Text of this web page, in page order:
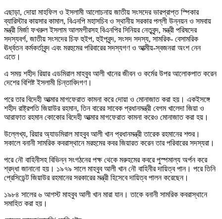
এছাড়া, দোয়া মাহফিল ও ইসলামী আলোচনায় জাতীয় সংসদের ভারপ্রাপ্ত স্পিকার
ব্যারিস্টার কায়সার কামাল, বিএনপি মহাসচিব ও স্থানীয় সরকার পল্লী উন্নয়ন ও সমবায়
মন্ত্রী মির্জা ফখরুল ইসলাম আলমগীরসহ বিএনপির সিনিয়র নেতৃবৃন্দ, মন্ত্রী পরিষদের
সদস্যবর্গ, জাতীয় সংসদের চিফ হুইপ, হুইপবৃন্দ, সংসদ সদস্য, সামরিক- বেসামরিক
ঊর্ধ্বতন কর্মকর্তাবৃন্দ এবং মরহুমের পরিবারের সদস্যগণ ও আত্মীয়-স্বজনরা অংশ নেন
এতে।
এ সময় শহীদ রিয়ার এডমিরাল মাহবুব আলী খানের জীবন ও কর্মের উপর আলোকপাত করেন
দেশের বিশিষ্ট ইসলামী চিন্তাবিদগণ।
পরে তার বিদেহী আত্মার মাগফেরাত কামনা করে দোয়া ও মোনাজাত করা হয়। একইসঙ্গে
শহীদ রাষ্ট্রপতি জিয়াউর রহমান, তিন বারের সাবেক প্রধানমন্ত্রী বেগম খালেদা জিয়া ও
আরাফাত রহমান কোকোর বিদেহী আত্মার মাগফেরাত কামনা করেও মোনাজাত করা হয়।
উল্লেখ্য, রিয়ার অ্যাডমিরাল মাহবুব আলী খান প্রধানমন্ত্রী তারেক রহমানের শশুর।
সকালে বনানী সামরিক কবরাস্থানে মরহুমের কবর জিয়ারত করেন তার পরিবারের সদস্যরা।
পরে নৌ বাহিনীসহ বিভিন্ন সংগঠনের পক্ষ থেকে মরুহমের কবরে পুস্পমাল্য অর্পন করে
শ্রদ্ধা জানানো হয়। ১৯৭৯ সালে মাহবুব আলী খান নৌ বাহিনীর দায়িত্ব পান। পরে তিনি
প্রেসিডেন্ট জিয়াউর রহমানের সরকারের মন্ত্রী হিসেবে দায়িত্ব পালন করেছেন।
১৯৮৪ সালের ৬ আগস্ট মাহবুব আলী খান মারা যান। তাকে বনানী সামরিক কবরাস্থানে
সমাহিত করা হয়।